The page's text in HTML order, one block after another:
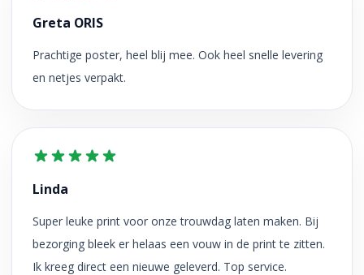
Greta ORIS
Prachtige poster, heel blij mee. Ook heel snelle levering
en netjes verpakt.
Linda
Super leuke print voor onze trouwdag laten maken. Bij
bezorging bleek er helaas een vouw in de print te zitten.
Ik kreeg direct een nieuwe geleverd. Top service.